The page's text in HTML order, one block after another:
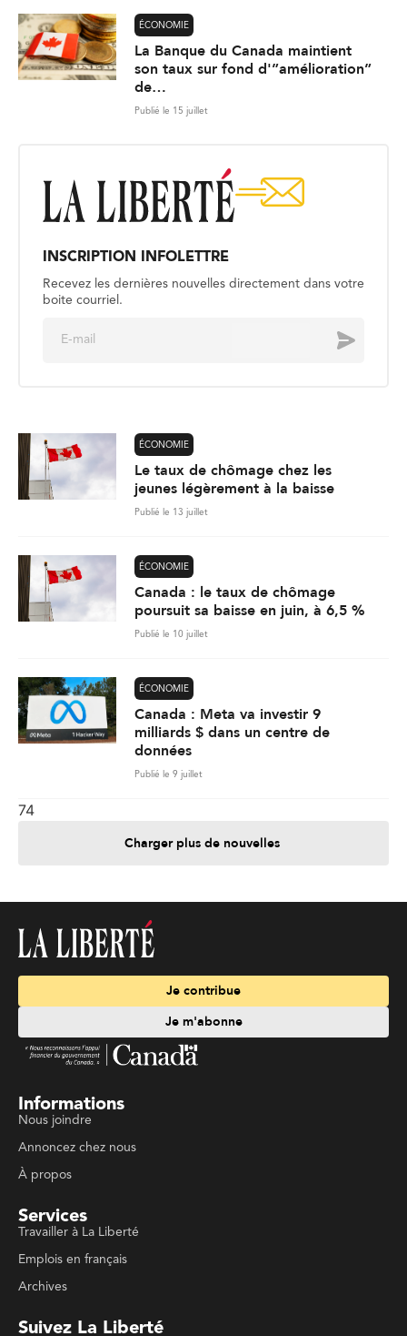
ÉCONOMIE
La Banque du Canada maintient
son taux sur fond d'”amélioration”
de…
Publié le 15 juillet
INSCRIPTION INFOLETTRE
Recevez les dernières nouvelles directement dans votre
boite courriel.
Envoyer
ÉCONOMIE
Le taux de chômage chez les
jeunes légèrement à la baisse
Publié le 13 juillet
ÉCONOMIE
Canada : le taux de chômage
poursuit sa baisse en juin, à 6,5 %
Publié le 10 juillet
ÉCONOMIE
Canada : Meta va investir 9
milliards $ dans un centre de
données
Publié le 9 juillet
74
Charger plus de nouvelles
Je contribue
Je m'abonne
Informations
Nous joindre
Annoncez chez nous
À propos
Services
Travailler à La Liberté
Emplois en français
Archives
Suivez La Liberté